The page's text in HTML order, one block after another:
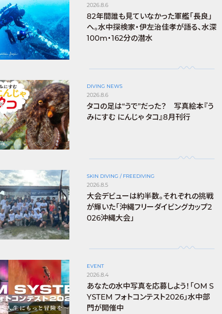
2026.8.6
82年間誰も見ていなかった軍艦「長良」
へ。水中探検家・伊左治佳孝が語る、水深
100m・162分の潜水
DIVING NEWS
2026.8.6
タコの足は“うで”だった？ 写真絵本『う
みにすむ にんじゃ タコ』8月刊行
SKIN DIVING / FREEDIVING
2026.8.5
大会デビューは約半数。それぞれの挑戦
が輝いた「沖縄フリーダイビングカップ2
026沖縄大会」
EVENT
2026.8.4
あなたの水中写真を応募しよう！「OM S
YSTEM フォトコンテスト2026」水中部
門が開催中